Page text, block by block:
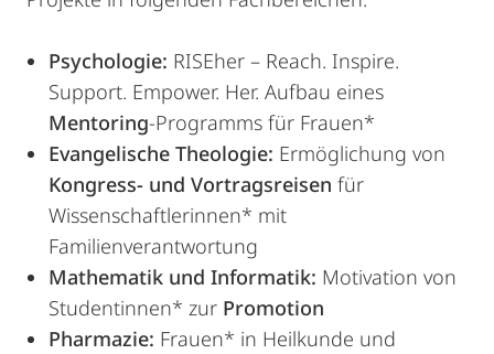
Psychologie: RISEher – Reach. Inspire.
Support. Empower. Her. Aufbau eines
Mentoring-Programms für Frauen*
Evangelische Theologie: Ermöglichung von
Kongress- und Vortragsreisen für
Wissenschaftlerinnen* mit
Familienverantwortung
Mathematik und Informatik: Motivation von
Studentinnen* zur Promotion
Pharmazie: Frauen* in Heilkunde und